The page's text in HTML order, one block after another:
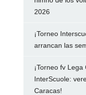
2026
¡Torneo
arrancan las
¡Torneo fv Lega
InterScuole:
Caracas!